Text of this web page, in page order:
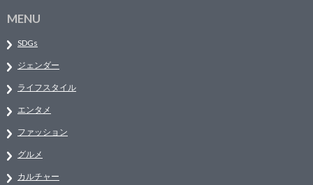
MENU
SDGs
ジェンダー
ライフスタイル
エンタメ
ファッション
グルメ
カルチャー